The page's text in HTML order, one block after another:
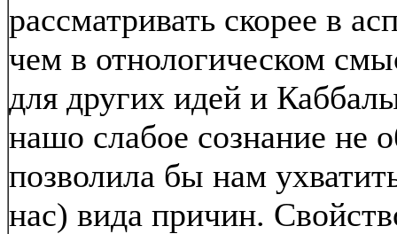
рассматривать скорее в
чем в отнологическом
для других идей и
нашо слабое сознание не
позволила бы нам
нас) вида причин.